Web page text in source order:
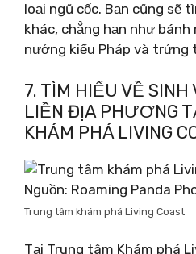
loại ngũ cốc. Bạn cũng sẽ
khác, chẳng hạn như
nướng kiểu Pháp và trứng
7. TÌM HIỂU VỀ
LIỀN ĐỊA PHƯƠNG
KHÁM PHÁ LIVING
Nguồn: Roaming Panda
Trung tâm khám phá Living Coast
Tại Trung tâm Khám phá